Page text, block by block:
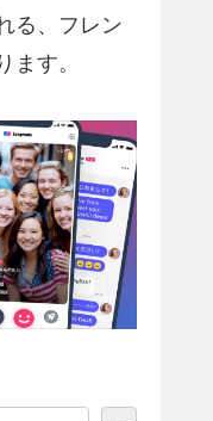
る、フレン
ます。